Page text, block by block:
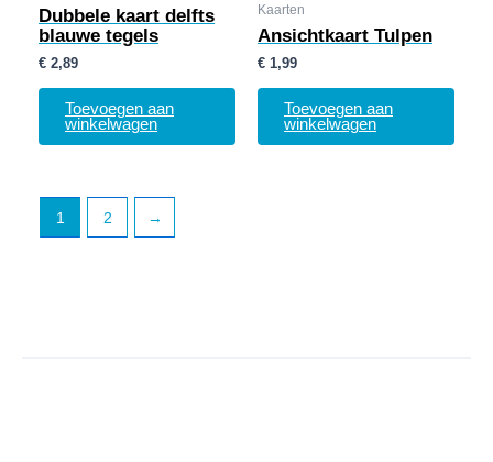
Dubbele kaart delfts
blauwe tegels
€ 2,89
Toevoegen aan
winkelwagen
Kaarten
Ansichtkaart Tulpen
€ 1,99
Toevoegen aan
winkelwagen
1 2 →